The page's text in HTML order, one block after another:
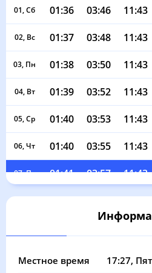
01, Сб 01:36 03:46 11:43
02, Вс 01:37 03:48 11:43
03, Пн 01:38 03:50 11:43
04, Вт 01:39 03:52 11:43
05, Ср 01:40 03:53 11:43
06, Чт 01:40 03:55 11:43
07, Пт 01:41 03:57 11:43
01:42 03:59 11:43
04:02 11:42
Местное время 17:27,